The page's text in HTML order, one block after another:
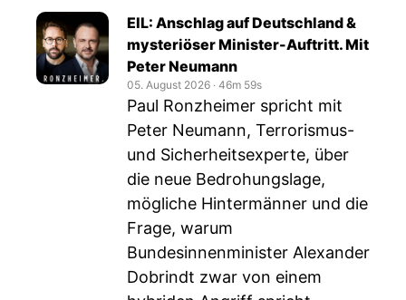
EIL: Anschlag auf Deutschland &
mysteriöser Minister-Auftritt. Mit
Peter Neumann
05. August 2026 ‧ 46m 59s
Paul Ronzheimer spricht mit
Peter Neumann, Terrorismus-
und Sicherheitsexperte, über
die neue Bedrohungslage,
mögliche Hintermänner und die
Frage, warum
Bundesinnenminister Alexander
Dobrindt zwar von einem